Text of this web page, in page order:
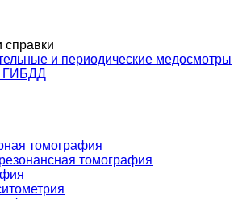
и периодические медосмотры
ГИБДД
томография
томография